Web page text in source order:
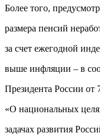
Более того,
размера пенсий
за счет ежегодной
выше инфляции – в
Президента России от
«О национальных
задачах развития